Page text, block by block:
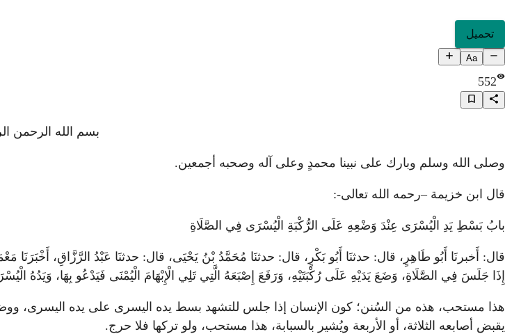
تحميل
Aa
552
بسم الله الرحمن
وصلى الله وسلم وبارك على نبينا محمدٍ وعلى آله وصحبه أجمعين.
قال ابن خزيمة –رحمه الله تعالى-:
بابُ بَسْطِ يَدِ الْيُسْرَى عِنْدَ وَضْعِهِ عَلَى الرُّكْبَةِ الْيُسْرَى فِي الصَّلَاةِ
قال: أَخبرنَا أَبُو طَاهِرٍ، قال: حدثنَا أَبُو بَكْرٍ، قال: حدثنَا مُحَمَّدُ بْنُ يَحْيَى، قال: حدثنَا عَبْدُ الرَّزَّاقِ،
إِذَا جَلَسَ فِي الصَّلَاةِ، وَضَعَ يَدَيْهِ عَلَى رُكْبَتَيْهِ، وَرَفَعَ إِصْبَعَهُ الَّتِي تَلِي الْإِبْهَامَ الْيُمْنَى فَيَدْعُو بِهَا، وَيَدُهُ
هذا مستحب، هذه من السُنن؛ كون الإنسان إذا جلس للتشهد بسط يده اليسرى على يده اليسرى، ووضع
يقبض أصابعه الثلاثة، أو الأربعة ويُشير بالسبابة، هذا مستحب، ولو تركها فلا حرج.